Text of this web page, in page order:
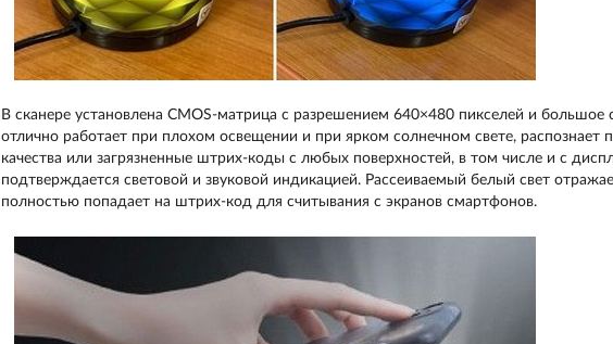
В сканере установлена CMOS-матрица с разрешением 640×480 пикселей и
отлично работает при плохом освещении и при ярком солнечном свете, распознает
качества или загрязненные штрих-коды с любых поверхностей, в том числе и с
подтверждается световой и звуковой индикацией. Рассеиваемый белый свет
полностью попадает на штрих-код для считывания с экранов смартфонов.